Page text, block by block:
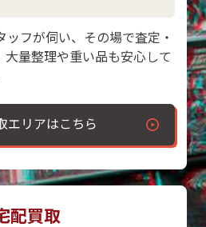
フが伺い、その場で査定・
大量整理や重い品も安心して
エリアはこちら
配買取